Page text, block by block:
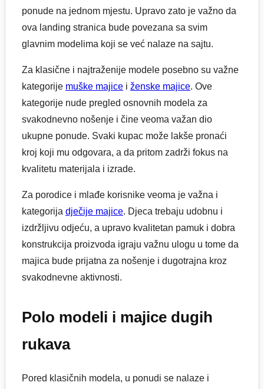
ponude na jednom mjestu. Upravo zato je važno da
ova landing stranica bude povezana sa svim
glavnim modelima koji se već nalaze na sajtu.
Za klasične i najtraženije modele posebno su važne
kategorije muške majice i ženske majice. Ove
kategorije nude pregled osnovnih modela za
svakodnevno nošenje i čine veoma važan dio
ukupne ponude. Svaki kupac može lakše pronaći
kroj koji mu odgovara, a da pritom zadrži fokus na
kvalitetu materijala i izrade.
Za porodice i mlađe korisnike veoma je važna i
kategorija dječije majice. Djeca trebaju udobnu i
izdržljivu odjeću, a upravo kvalitetan pamuk i dobra
konstrukcija proizvoda igraju važnu ulogu u tome da
majica bude prijatna za nošenje i dugotrajna kroz
svakodnevne aktivnosti.
Polo modeli i majice dugih
rukava
Pored klasičnih modela, u ponudi se nalaze i